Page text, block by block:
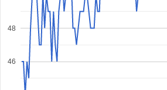
46
48